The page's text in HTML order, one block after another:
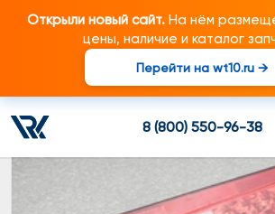
Открыли новый сайт.На нём
цены, наличие и каталог
Перейти на wt10.ru →
8 (800) 550-96-38
Задний комбинированный